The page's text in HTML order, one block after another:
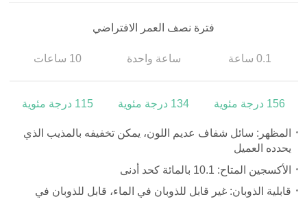
فترة نصف العمر الافتراضي
0.1 ساعة
156 درجة مئوية
ساعة واحدة
134 درجة مئوية
10 ساعات
115 درجة مئوية
المظهر: سائل شفاف عديم اللون، يمكن تخفيفه بالمذيب الذي
يحدده العميل
الأكسجين المتاح: 10.1 بالمائة كحد أدنى
قابلية الذوبان: غير قابل للذوبان في الماء، قابل للذوبان في